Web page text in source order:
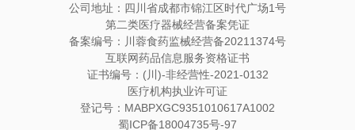
公司地址：四川省成都市锦江区时代广场1号
第二类医疗器械经营备案凭证
备案编号：川蓉食药监械经营备20211374号
互联网药品信息服务资格证书
证书编号：(川)-非经营性-2021-0132
医疗机构执业许可证
登记号：MABPXGC9351010617A1002
蜀ICP备18004735号-97